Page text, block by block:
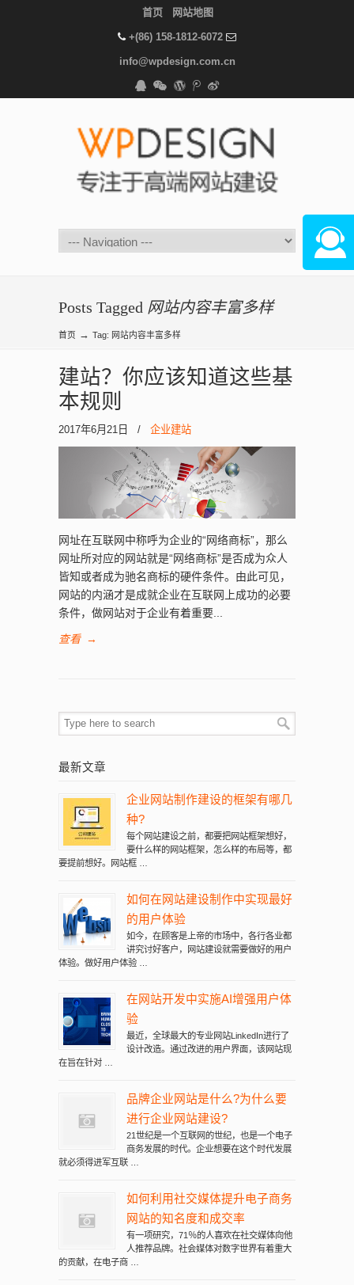
首页 网站地图
+(86) 158-1812-6072
info@wpdesign.com.cn
Posts Tagged 网站内容丰富多样
首页 → Tag: 网站内容丰富多样
建站？你应该知道这些基
本规则
2017年6月21日 / 企业建站
网址在互联网中称呼为企业的“网络商标”，那么
网址所对应的网站就是“网络商标”是否成为众人
皆知或者成为驰名商标的硬件条件。由此可见，
网站的内涵才是成就企业在互联网上成功的必要
条件，做网站对于企业有着重要...
查看 →
最新文章
企业网站制作建设的框架有哪几
种?
每个网站建设之前，都要把网站框架想好，
要什么样的网站框架，怎么样的布局等，都
要提前想好。网站框 …
如何在网站建设制作中实现最好
的用户体验
如今，在顾客是上帝的市场中，各行各业都
讲究讨好客户，网站建设就需要做好的用户
体验。做好用户体验 …
在网站开发中实施AI增强用户体
验
最近，全球最大的专业网站LinkedIn进行了
设计改造。通过改进的用户界面，该网站现
在旨在针对 …
品牌企业网站是什么?为什么要
进行企业网站建设?
21世纪是一个互联网的世纪，也是一个电子
商务发展的时代。企业想要在这个时代发展
就必须得进军互联 …
如何利用社交媒体提升电子商务
网站的知名度和成交率
有一项研究，71％的人喜欢在社交媒体向他
人推荐品牌。社会媒体对数字世界有着重大
的贡献，在电子商 …